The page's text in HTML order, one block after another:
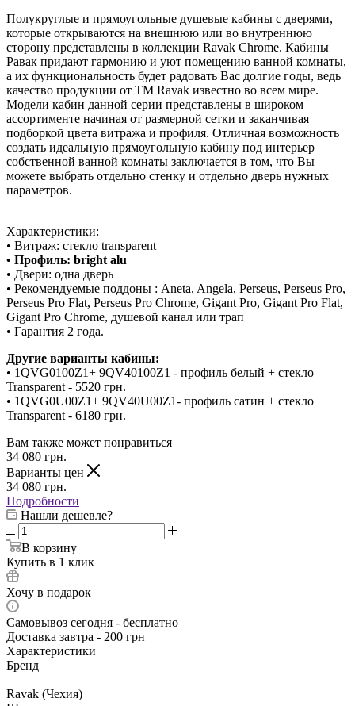
Полукруглые и прямоугольные душевые кабины с дверями,
которые открываются на внешнюю или во внутреннюю
сторону представлены в коллекции Ravak Chrome. Кабины
Равак придают гармонию и уют помещению ванной комнаты,
а их функциональность будет радовать Вас долгие годы, ведь
качество продукции от ТМ Ravak известно во всем мире.
Модели кабин данной серии представлены в широком
ассортименте начиная от размерной сетки и заканчивая
подборкой цвета витража и профиля. Отличная возможность
создать идеальную прямоугольную кабину под интерьер
собственной ванной комнаты заключается в том, что Вы
можете выбрать отдельно стенку и отдельно дверь нужных
параметров.
Характеристики:
• Витраж: стекло transparent
• Профиль: bright alu
• Двери: одна дверь
• Рекомендуемые поддоны : Aneta, Angela, Perseus, Perseus Pro,
Perseus Pro Flat, Perseus Pro Chrome, Gigant Pro, Gigant Pro Flat,
Gigant Pro Chrome, душевой канал или трап
• Гарантия 2 года.
Другие варианты кабины:
• 1QVG0100Z1+ 9QV40100Z1 - профиль белый + стекло
Transparent - 5520 грн.
• 1QVG0U00Z1+ 9QV40U00Z1- профиль сатин + стекло
Transparent - 6180 грн.
Вам также может понравиться
34 080 грн.
Варианты цен
34 080 грн.
Подробности
Нашли дешевле?
В корзину
Купить в 1 клик
Хочу в подарок
Самовывоз сегодня - бесплатно
Доставка завтра - 200 грн
Характеристики
Бренд
—
Ravak (Чехия)